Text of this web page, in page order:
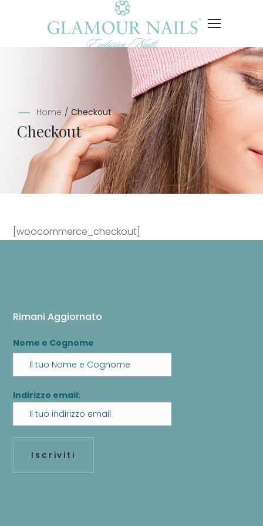
Home / Checkout
Checkout
[woocommerce_checkout]
Rimani Aggiornato
Nome e Cognome
Indirizzo email: